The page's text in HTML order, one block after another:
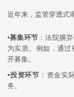
近年来，监管穿透式
•募集环节 ：法院摒
为实质。例如，通
开募集。
•投资环节 ：资金实
务。